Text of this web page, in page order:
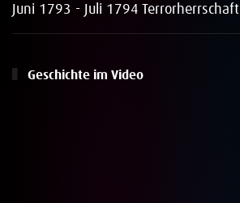
Juni 1793 - Juli 1794 Terrorherrschaft
Geschichte im Video